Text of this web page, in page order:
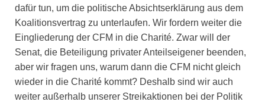
dafür tun, um die politische Absichtserklärung aus dem
Koalitionsvertrag zu unterlaufen. Wir fordern weiter die
Eingliederung der CFM in die Charité. Zwar will der
Senat, die Beteiligung privater Anteilseigener beenden,
aber wir fragen uns, warum dann die CFM nicht gleich
wieder in die Charité kommt? Deshalb sind wir auch
weiter außerhalb unserer Streikaktionen bei der Politik